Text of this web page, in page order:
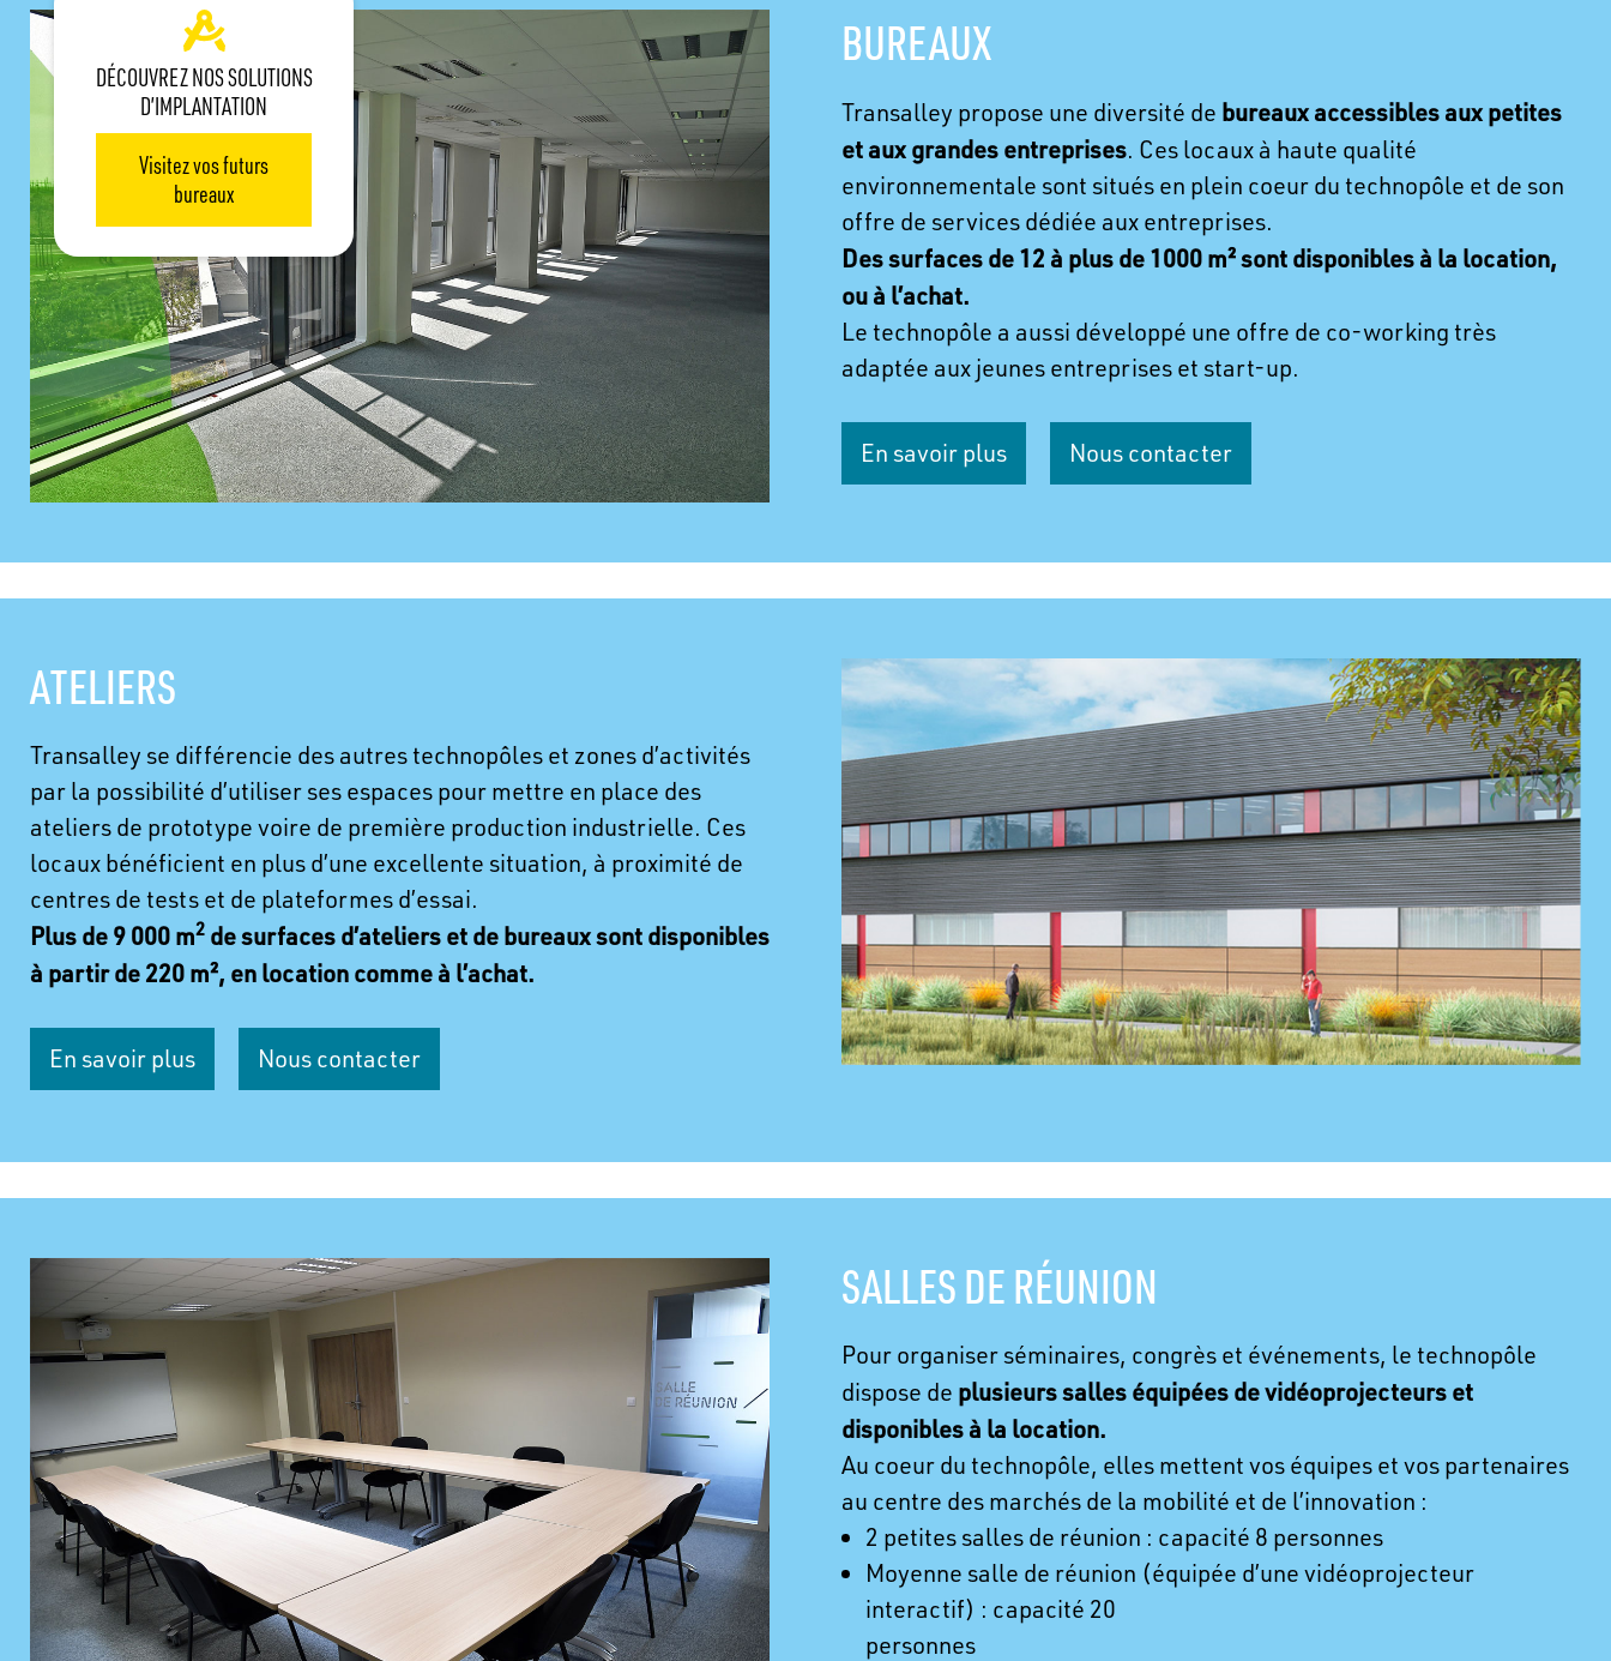
DÉCOUVREZ NOS SOLUTIONS
D’IMPLANTATION
Visitez vos futurs
bureaux
BUREAUX
Transalley propose une diversité de bureaux accessibles aux petites
et aux grandes entreprises. Ces locaux à haute qualité
environnementale sont situés en plein coeur du technopôle et de son
offre de services dédiée aux entreprises.
Des surfaces de 12 à plus de 1000 m² sont disponibles à la location,
ou à l’achat.
Le technopôle a aussi développé une offre de co-working très
adaptée aux jeunes entreprises et start-up.
En savoir plus Nous contacter
ATELIERS
Transalley se différencie des autres technopôles et zones d’activités
par la possibilité d’utiliser ses espaces pour mettre en place des
ateliers de prototype voire de première production industrielle. Ces
locaux bénéficient en plus d’une excellente situation, à proximité de
centres de tests et de plateformes d’essai.
Plus de 9 000 m2 de surfaces d’ateliers et de bureaux sont disponibles
à partir de 220 m², en location comme à l’achat.
En savoir plus Nous contacter
SALLES DE RÉUNION
Pour organiser séminaires, congrès et événements, le technopôle
dispose de plusieurs salles équipées de vidéoprojecteurs et
disponibles à la location.
Au coeur du technopôle, elles mettent vos équipes et vos partenaires
au centre des marchés de la mobilité et de l’innovation :
2 petites salles de réunion : capacité 8 personnes
Moyenne salle de réunion (équipée d’une vidéoprojecteur
interactif) : capacité 20
personnes